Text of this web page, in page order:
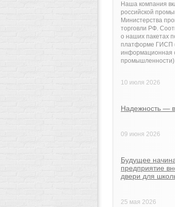
Наша компания
российской
Министерства
торговли РФ.
о наших пакетах
платформе ГИСП
информационная
10 июля 2026
Надежность —
09 июня 2026
Будущее
предприятие
двери для
25 мая 2026